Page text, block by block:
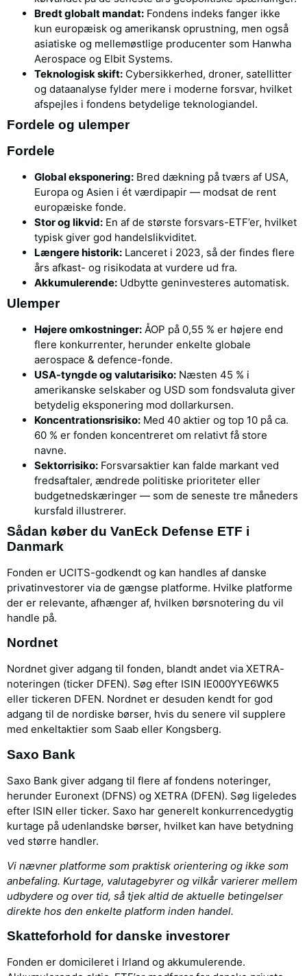
Bredt globalt mandat: Fondens indeks fanger ikke
kun europæisk og amerikansk oprustning, men også
asiatiske og mellemøstlige producenter som Hanwha
Aerospace og Elbit Systems.
Teknologisk skift: Cybersikkerhed, droner, satellitter
og dataanalyse fylder mere i moderne forsvar, hvilket
afspejles i fondens betydelige teknologiandel.
Fordele og ulemper
Fordele
Global eksponering: Bred dækning på tværs af USA,
Europa og Asien i ét værdipapir — modsat de rent
europæiske fonde.
Stor og likvid: En af de største forsvars-ETF’er, hvilket
typisk giver god handelslikviditet.
Længere historik: Lanceret i 2023, så der findes flere
års afkast- og risikodata at vurdere ud fra.
Akkumulerende: Udbytte geninvesteres automatisk.
Ulemper
Højere omkostninger: ÅOP på 0,55 % er højere end
flere konkurrenter, herunder enkelte globale
aerospace & defence-fonde.
USA-tyngde og valutarisiko: Næsten 45 % i
amerikanske selskaber og USD som fondsvaluta giver
betydelig eksponering mod dollarkursen.
Koncentrationsrisiko: Med 40 aktier og top 10 på ca.
60 % er fonden koncentreret om relativt få store
navne.
Sektorrisiko: Forsvarsaktier kan falde markant ved
fredsaftaler, ændrede politiske prioriteter eller
budgetnedskæringer — som de seneste tre måneders
kursfald illustrerer.
Sådan køber du VanEck Defense ETF i
Danmark
Fonden er UCITS-godkendt og kan handles af danske
privatinvestorer via de gængse platforme. Hvilke platforme
der er relevante, afhænger af, hvilken børsnotering du vil
handle på.
Nordnet
Nordnet giver adgang til fonden, blandt andet via XETRA-
noteringen (ticker DFEN). Søg efter ISIN IE000YYE6WK5
eller tickeren DFEN. Nordnet er desuden kendt for god
adgang til de nordiske børser, hvis du senere vil supplere
med enkeltaktier som Saab eller Kongsberg.
Saxo Bank
Saxo Bank giver adgang til flere af fondens noteringer,
herunder Euronext (DFNS) og XETRA (DFEN). Søg ligeledes
efter ISIN eller ticker. Saxo har generelt konkurrencedygtig
kurtage på udenlandske børser, hvilket kan have betydning
ved større handler.
Vi nævner platforme som praktisk orientering og ikke som
anbefaling. Kurtage, valutagebyrer og vilkår varierer mellem
udbydere og over tid, så tjek altid de aktuelle betingelser
direkte hos den enkelte platform inden handel.
Skatteforhold for danske investorer
Fonden er domicileret i Irland og akkumulerende.